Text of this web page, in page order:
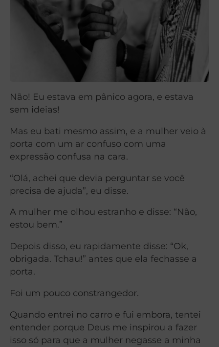
Não! Eu estava em pânico agora, e estava
sem ideias!
Mas eu bati mesmo assim, e a mulher veio à
porta com um ar confuso com uma
expressão confusa na cara.
“Olá, achei que devia perguntar se você
precisa de ajuda”, eu disse.
A mulher me olhou estranho e disse: “Não,
estou bem.”
Depois disso, eu rapidamente disse: “Ok,
obrigada. Tchau!” antes que ela fechasse a
porta.
Foi um pouco constrangedor.
Quando entrei no carro e fui embora, tentei
entender porque Deus me inspirou a fazer
isso só para que a mulher negasse a minha